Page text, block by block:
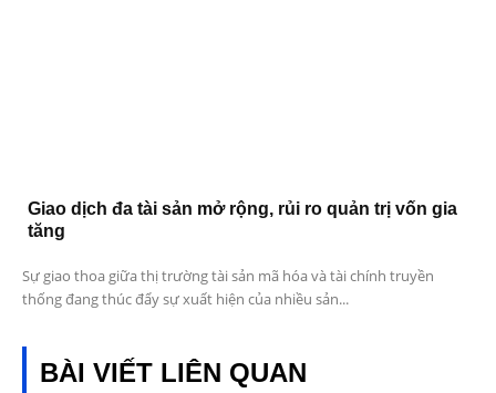
Giao dịch đa tài sản mở rộng, rủi ro quản trị vốn gia
tăng
Sự giao thoa giữa thị trường tài sản mã hóa và tài chính truyền
thống đang thúc đẩy sự xuất hiện của nhiều sản...
BÀI VIẾT LIÊN QUAN